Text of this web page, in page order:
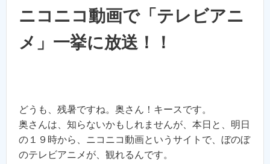
ニコニコ動画で「テレビアニ
メ」一挙に放送！！
どうも、残暑ですね。奥さん！キースです。
奥さんは、知らないかもしれませんが、本日と、明日
の１９時から、ニコニコ動画というサイトで、ぼのぼ
のテレビアニメが、観れるんです。